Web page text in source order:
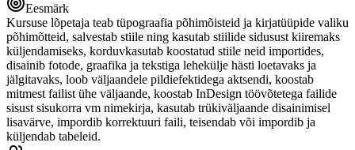
Eesmärk
Kursuse lõpetaja teab tüpograafia põhimõisteid ja kirjatüüpide valiku
põhimõtteid, salvestab stiile ning kasutab stiilide sidusust kiiremaks
küljendamiseks, korduvkasutab koostatud stiile neid importides,
disainib fotode, graafika ja tekstiga lehekülje hästi loetavaks ja
jälgitavaks, loob väljaandele pildiefektidega aktsendi, koostab
mitmest failist ühe väljaande, koostab InDesign töövõtetega failide
sisust sisukorra vm nimekirja, kasutab trükiväljaande disainimisel
lisavärve, impordib korrektuuri faili, teisendab või impordib ja
küljendab tabeleid.